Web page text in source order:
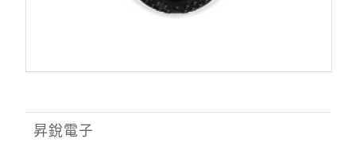
昇銳電子